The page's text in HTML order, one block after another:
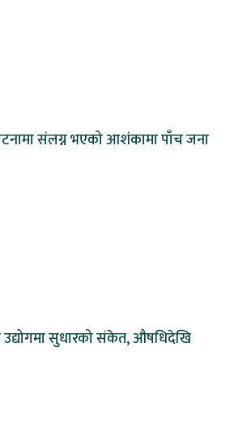
संलग्न भएको आशंकामा पाँच जना
उद्योगमा सुधारको संकेत, औषधिदेखि